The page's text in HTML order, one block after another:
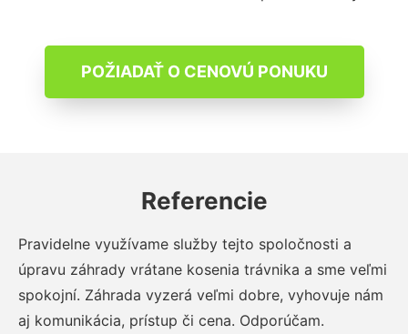
POŽIADAŤ O CENOVÚ PONUKU
Referencie
Pravidelne využívame služby tejto spoločnosti a
úpravu záhrady vrátane kosenia trávnika a sme veľmi
spokojní. Záhrada vyzerá veľmi dobre, vyhovuje nám
aj komunikácia, prístup či cena. Odporúčam.